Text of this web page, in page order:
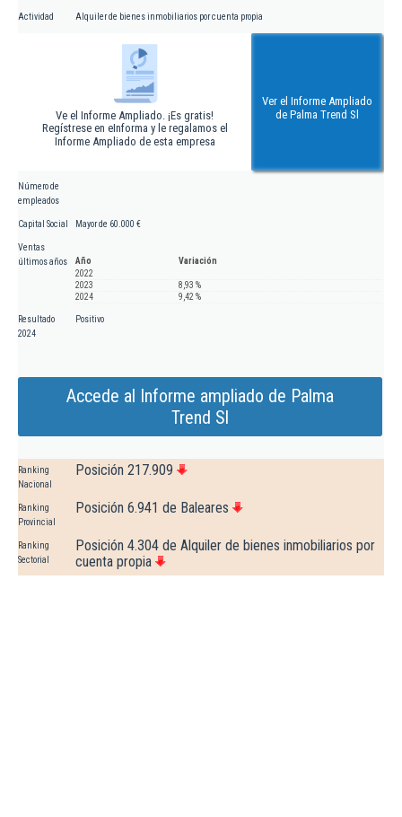
Actividad Alquiler de bienes inmobiliarios por cuenta propia
Ve el Informe Ampliado. ¡Es gratis!
Regístrese en eInforma y le regalamos el
Informe Ampliado de esta empresa
Ver el Informe Ampliado
de Palma Trend Sl
Número de
empleados
Capital Social Mayor de 60.000 €
Ventas
últimos años
Año
Variación
2022
2023
8,93 %
2024
9,42 %
Resultado
2024
Positivo
Accede al Informe ampliado de Palma
Trend Sl
Ranking
Nacional
Posición 217.909
Ranking
Provincial
Posición 6.941 de Baleares
Ranking
Sectorial
Posición 4.304 de Alquiler de bienes inmobiliarios por
cuenta propia